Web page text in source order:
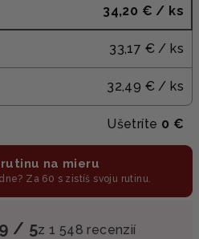
34,20 € / ks
33,17 € / ks
32,49 € / ks
Ušetríte 0 €
na mieru
Za 60 s zistíš svoju rutinu.
/ 5z 1 548 recenzií